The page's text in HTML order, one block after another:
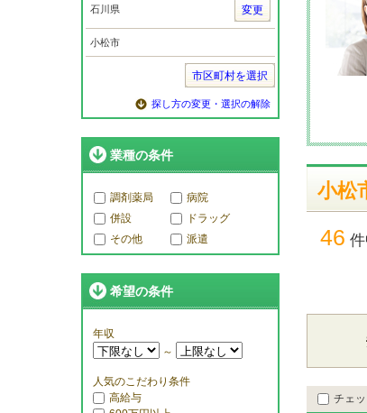
石川県 変更
小松市
市区町村を選択
探し方の変更・選択の解除
業種の条件
調剤薬局
病院
併設
ドラッグ
その他
派遣
希望の条件
年収
～
人気のこだわり条件
高給与
小松
46
チェ